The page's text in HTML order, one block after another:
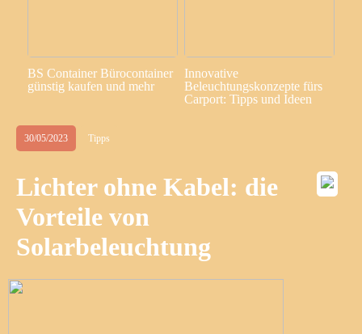
BS Container Bürocontainer
günstig kaufen und mehr
Innovative
Beleuchtungskonzepte fürs
Carport: Tipps und Ideen
30/05/2023 Tipps
Lichter ohne Kabel: die
Vorteile von
Solarbeleuchtung